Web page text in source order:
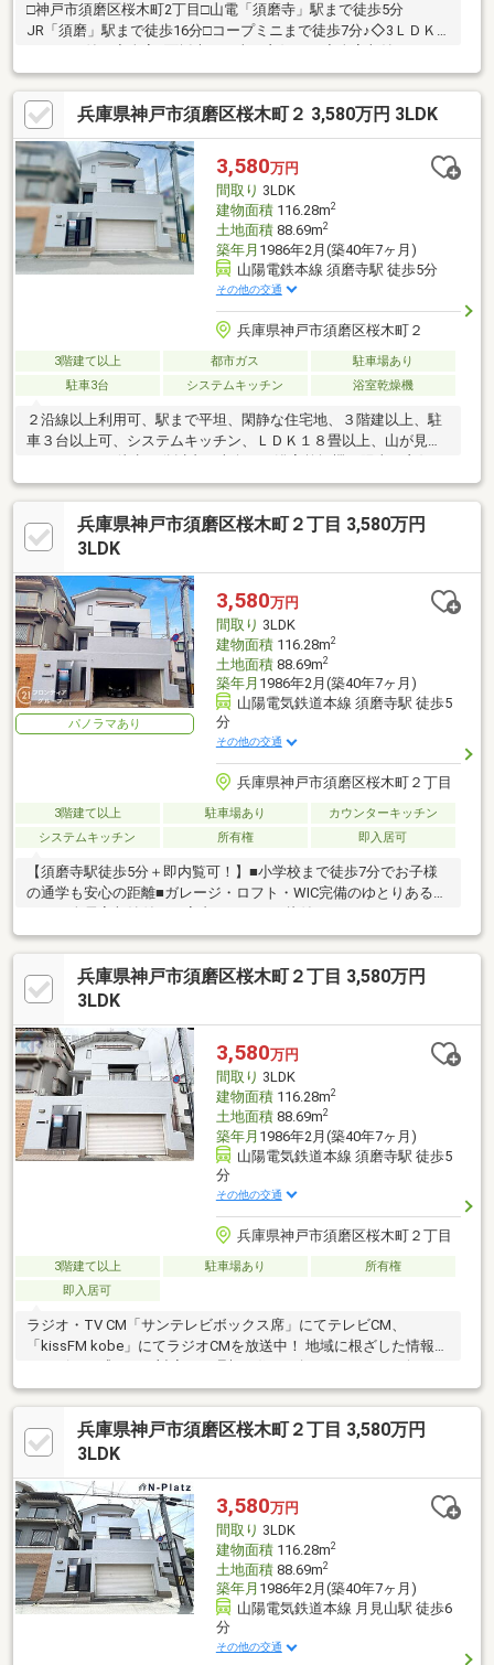
□神戸市須磨区桜木町2丁目□山電「須磨寺」駅まで徒歩5分
JR「須磨」駅まで徒歩16分□コープミニまで徒歩7分♪◇3ＬＤＫ
ＷＣＬ付◇シャッター付きガレージあり（2台以上駐車可）コー
プミニ…徒歩7分（約450ｍ）ジョイエール…徒歩10分（約700ｍ）
北須磨小学校…徒歩7分（約500ｍ）高倉中学校…徒歩21分（約
1700ｍ）
兵庫県神戸市須磨区桜木町２ 3,580万円 3LDK
3,580万円
間取り 3LDK
建物面積116.28m2
土地面積88.69m2
築年月 1986年2月(築40年7ヶ月)
山陽電鉄本線 須磨寺駅 徒歩5分
その他の交通
兵庫県神戸市須磨区桜木町２
3階建て以上 都市ガス
駐車場あり
駐車3台
システムキッチン 浴室乾燥機
２沿線以上利用可、駅まで平坦、閑静な住宅地、３階建以上、駐
車３台以上可、システムキッチン、ＬＤＫ１８畳以上、山が見え
る、スーパー 徒歩10分以内、南向き、浴室乾燥機、陽当り良好、
全居室収納、整形地、シャワー付洗面化粧台、対面式キッチン、
トイレ２ヶ所、温水洗浄便座、浴室に窓、ＴＶモニタ付インター
ホン、通風良好、全居室フローリング、シャッター車庫、ウォー
クインクローゼット、都市ガス、小学校 徒歩10分以内、食器洗乾
兵庫県神戸市須磨区桜木町２丁目 3,580万円
3LDK
パノラマあり
3,580万円
間取り 3LDK
建物面積116.28m2
土地面積88.69m2
築年月 1986年2月(築40年7ヶ月)
山陽電気鉄道本線 須磨寺駅 徒歩5
分
その他の交通
兵庫県神戸市須磨区桜木町２丁目
3階建て以上 駐車場あり
カウンターキッチン
システムキッチン
所有権 即入居可
【須磨寺駅徒歩5分＋即内覧可！】■小学校まで徒歩7分でお子様
の通学も安心の距離■ガレージ・ロフト・WIC完備のゆとりある
兵庫県神戸市須磨区桜木町２丁目 3,580万円
3LDK
3,580万円
間取り 3LDK
建物面積116.28m2
土地面積88.69m2
築年月 1986年2月(築40年7ヶ月)
山陽電気鉄道本線 須磨寺駅 徒歩5
分
その他の交通
兵庫県神戸市須磨区桜木町２丁目
3階建て以上 駐車場あり
所有権
即入居可
ラジオ・TV CM「サンテレビボックス席」にてテレビCM、
「kissFM kobe」にてラジオCMを放送中！ 地域に根ざした情報力
とスピード感のある対応で、理想の住まい探しをサポート致しま
す♪
兵庫県神戸市須磨区桜木町２丁目 3,580万円
3LDK
3,580万円
間取り 3LDK
建物面積116.28m2
土地面積88.69m2
築年月 1986年2月(築40年7ヶ月)
山陽電気鉄道本線 月見山駅 徒歩6
分
その他の交通